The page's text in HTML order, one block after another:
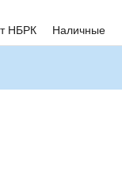
НБРК Наличные